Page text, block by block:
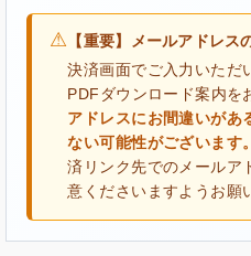
⚠ 【重要】メールアドレス
決済画面でご入力いただ
PDFダウンロード案内を
アドレスにお間違いがあ
ない可能性がございます
済リンク先でのメールア
意くださいますようお願